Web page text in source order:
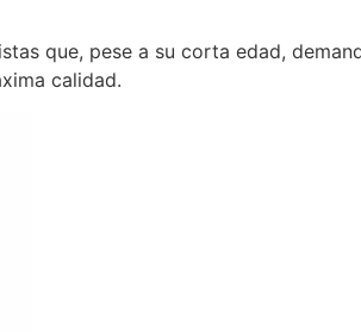
que, pese a su corta edad,
calidad.